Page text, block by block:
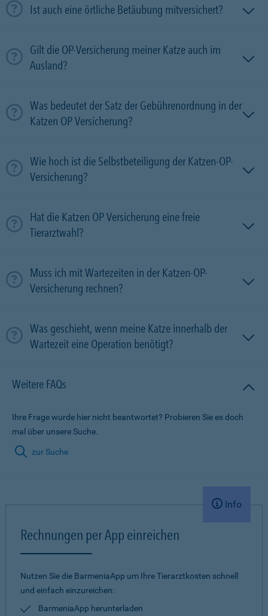
Ist auch eine örtliche Betäubung mitversichert?
Gilt die OP-Versicherung meiner Katze auch im
Ausland?
Was bedeutet der Satz der Gebührenordnung in der
Katzen OP Versicherung?
Wie hoch ist die Selbstbeteiligung der Katzen-OP-
Versicherung?
Hat die Katzen OP Versicherung eine freie
Tierarztwahl?
Muss ich mit Wartezeiten in der Katzen-OP-
Versicherung rechnen?
Was geschieht, wenn meine Katze innerhalb der
Wartezeit eine Operation benötigt?
Weitere FAQs
Ihre Frage wurde hier nicht beantwortet? Probieren Sie es doch
mal über unsere Suche.
zur Suche
Info
Rechnungen per App einreichen
Nutzen Sie die BarmeniaApp um Ihre Tierarztkosten schnell
und einfach einzureichen:
BarmeniaApp herunterladen